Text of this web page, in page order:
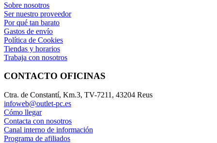
Sobre nosotros
Ser nuestro proveedor
Por qué tan barato
Gastos de envío
Política de Cookies
Tiendas y horarios
Trabaja con nosotros
CONTACTO OFICINAS
Ctra. de Constantí, Km.3, TV-7211, 43204 Reus
infoweb@outlet-pc.es
Cómo llegar
Contacta con nosotros
Canal interno de información
Programa de afiliados